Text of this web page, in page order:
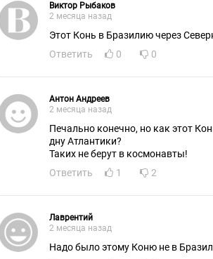
Виктор Рыбаков
2 месяца назад
Этот Конь в Бразилию через
Ответить
0 0
Антон Андреев
2 месяца назад
Печально конечно, но как этот
дну Атлантики?
Таких не берут в космонавты!
Ответить
1 2
Лаврентий
2 месяца назад
Надо было этому Коню не в